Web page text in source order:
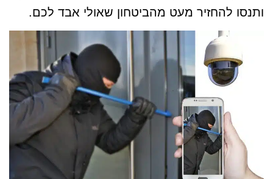
ותנסו להחזיר מעט מהביטחון שאולי אבד לכם.